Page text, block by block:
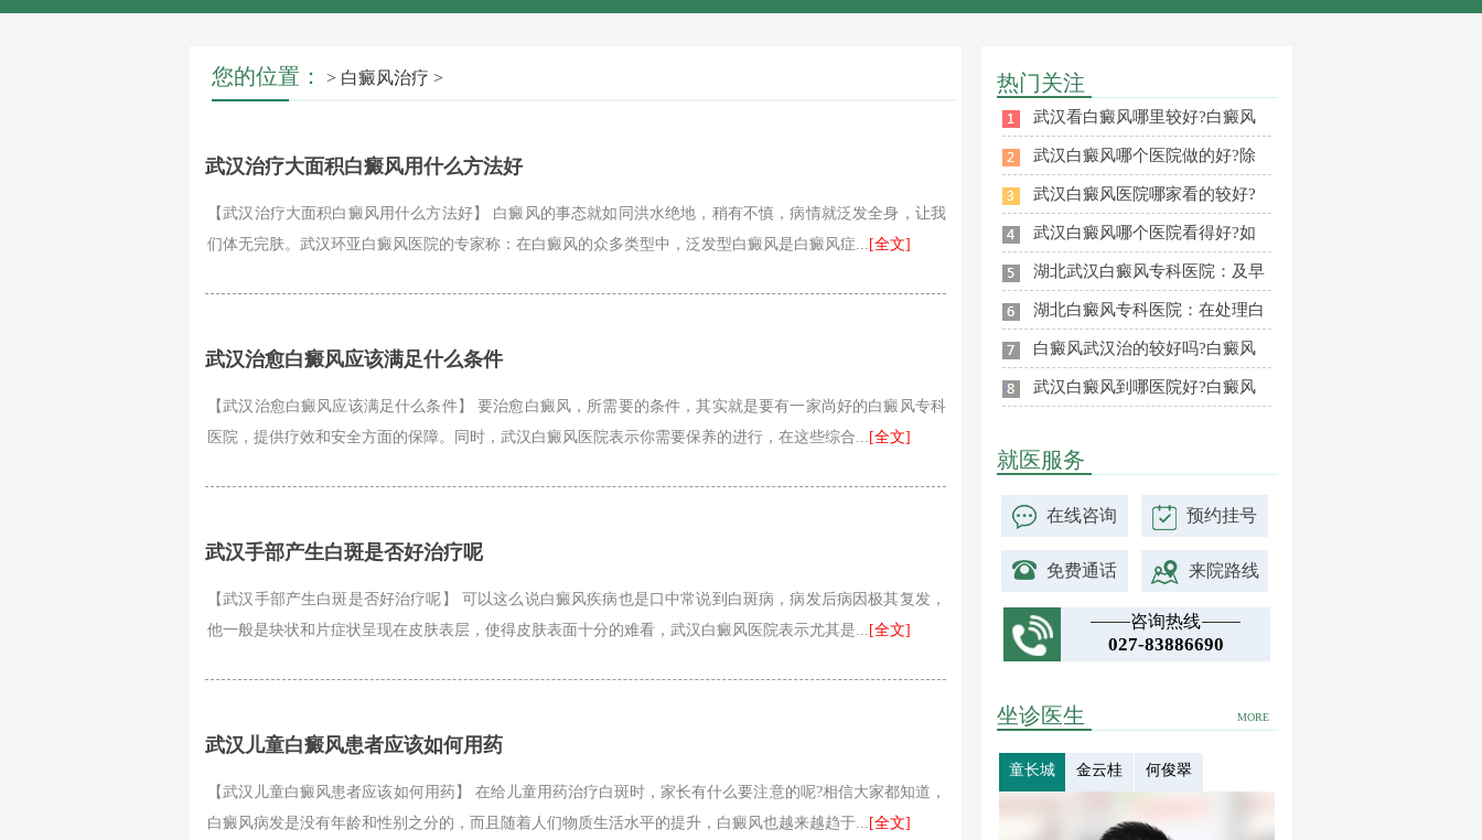
您的位置： > 白癜风治疗 >
武汉治疗大面积白癜风用什么方法好
【武汉治疗大面积白癜风用什么方法好】 白癜风的事态就如同洪水绝地，稍有不慎，病情就泛发全身，让我
们体无完肤。武汉环亚白癜风医院的专家称：在白癜风的众多类型中，泛发型白癜风是白癜风症... [全文]
武汉治愈白癜风应该满足什么条件
【武汉治愈白癜风应该满足什么条件】 要治愈白癜风，所需要的条件，其实就是要有一家尚好的白癜风专科
医院，提供疗效和安全方面的保障。同时，武汉白癜风医院表示你需要保养的进行，在这些综合... [全文]
武汉手部产生白斑是否好治疗呢
【武汉手部产生白斑是否好治疗呢】 可以这么说白癜风疾病也是口中常说到白斑病，病发后病因极其复发，
他一般是块状和片症状呈现在皮肤表层，使得皮肤表面十分的难看，武汉白癜风医院表示尤其是... [全文]
武汉儿童白癜风患者应该如何用药
【武汉儿童白癜风患者应该如何用药】 在给儿童用药治疗白斑时，家长有什么要注意的呢?相信大家都知道，
白癜风病发是没有年龄和性别之分的，而且随着人们物质生活水平的提升，白癜风也越来越趋于... [全文]
热门关注
武汉看白癜风哪里较好?白癜风
武汉白癜风哪个医院做的好?除
武汉白癜风医院哪家看的较好?
武汉白癜风哪个医院看得好?如
湖北武汉白癜风专科医院：及早
湖北白癜风专科医院：在处理白
白癜风武汉治的较好吗?白癜风
武汉白癜风到哪医院好?白癜风
就医服务
在线咨询 预约挂号
免费通话 来院路线
咨询热线
027-83886690
MORE
坐诊医生
童长城 金云桂 何俊翠